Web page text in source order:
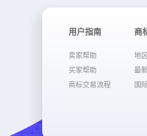
用户指南
卖家帮助
买家帮助
商标交易流程
商
地
最
国